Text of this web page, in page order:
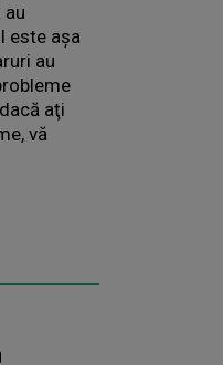
au
este aşa
au
aţi
vă